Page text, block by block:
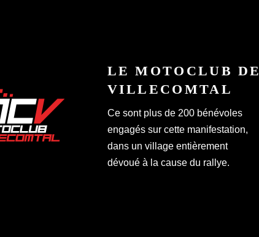
LE MOTOCLUB DE
VILLECOMTAL
Ce sont plus de 200 bénévoles
engagés sur cette manifestation,
dans un village entièrement
dévoué à la cause du rallye.